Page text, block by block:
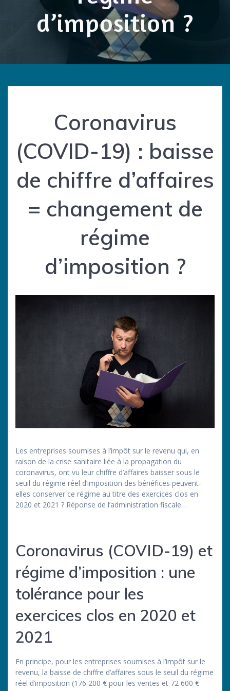
d’imposition ?
Coronavirus
(COVID-19) : baisse
de chiffre d’affaires
= changement de
régime
d’imposition ?
Les entreprises soumises à l’impôt sur le revenu qui, en
raison de la crise sanitaire liée à la propagation du
coronavirus, ont vu leur chiffre d’affaires baisser sous le
seuil du régime réel d’imposition des bénéfices peuvent-
elles conserver ce régime au titre des exercices clos en
2020 et 2021 ? Réponse de l’administration fiscale…
Coronavirus (COVID-19) et
régime d’imposition : une
tolérance pour les
exercices clos en 2020 et
2021
En principe, pour les entreprises soumises à l’impôt sur le
revenu, la baisse de chiffre d’affaires sous le seuil du régime
réel d’imposition (176 200 € pour les ventes et 72 600 €